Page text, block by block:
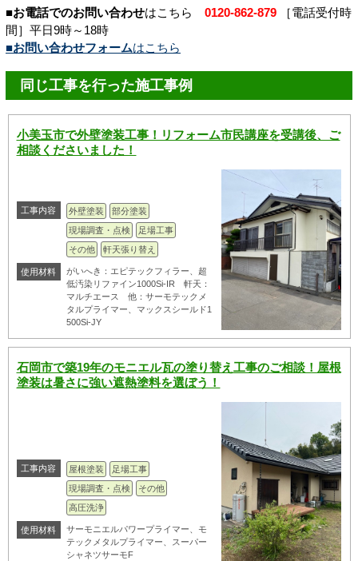
■お電話でのお問い合わせはこちら 0120-862-879 ［電話受付時
間］平日9時～18時
■お問い合わせフォームはこちら
同じ工事を行った施工事例
小美玉市で外壁塗装工事！リフォーム市民講座を受講後、ご
相談くださいました！
工事内容 外壁塗装
部分塗装
現場調査・点検
足場工事
その他
軒天張り替え
使用材料
がいへき：エピテックフィラー、超
低汚染リファイン1000Si-IR 軒天：
マルチエース 他：サーモテックメ
タルプライマー、マックスシールド1
500Si-JY
石岡市で築19年のモニエル瓦の塗り替え工事のご相談！屋根
塗装は暑さに強い遮熱塗料を選ぼう！
工事内容 屋根塗装
足場工事
現場調査・点検
その他
高圧洗浄
使用材料
サーモニエルパワープライマー、モ
テックメタルプライマー、スーパー
シャネツサーモF